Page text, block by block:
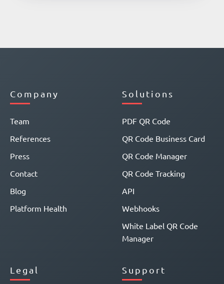
Company
Team
References
Press
Contact
Blog
Platform Health
Solutions
PDF QR Code
QR Code Business Card
QR Code Manager
QR Code Tracking
API
Webhooks
White Label QR Code
Manager
Legal Support